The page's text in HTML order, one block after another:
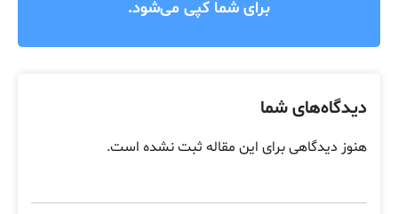
برای شما کپی می‌شود.
دیدگاه‌های شما
هنوز دیدگاهی برای این مقاله ثبت نشده است.